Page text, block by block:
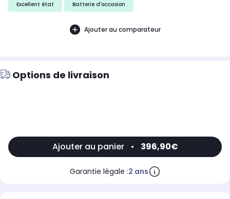
Excellent état
Batterie d'occasion
Ajouter au comparateur
Options de livraison
Ajouter au panier • 396,90€
Garantie légale :2 ans